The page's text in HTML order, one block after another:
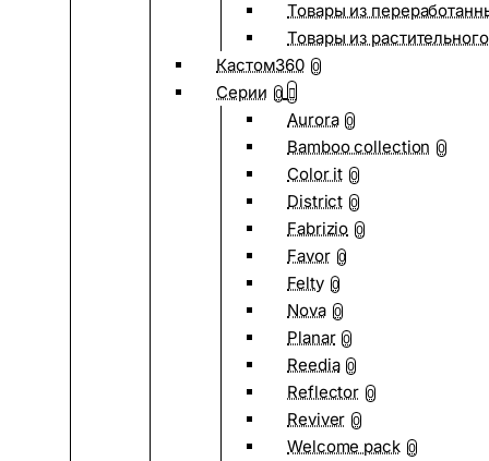
Товары из
Товары из
Кастом360 0
Серии 0
Aurora 0
Bamboo collection 0
Color it 0
District 0
Fabrizio 0
Favor 0
Felty 0
Nova 0
Planar 0
Reedia 0
Reflector 0
Reviver 0
Welcome pack 0